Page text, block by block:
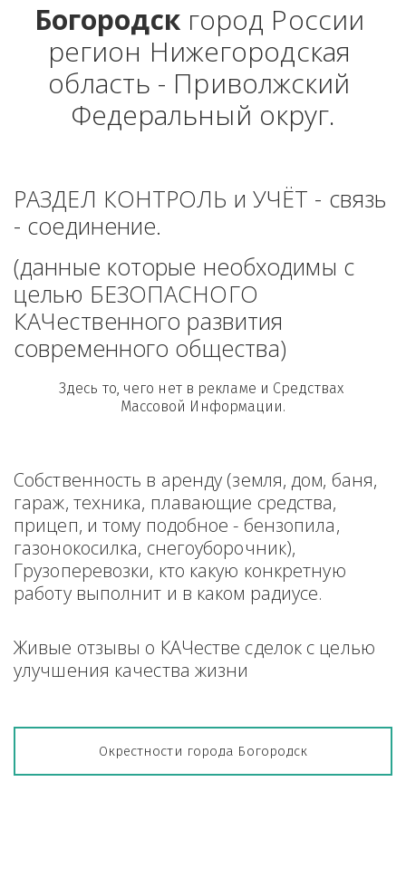
Богородск город России
регион Нижегородская
область - Приволжский
Федеральный округ.
РАЗДЕЛ КОНТРОЛЬ и УЧЁТ - связь
- соединение.
(данные которые необходимы с
целью БЕЗОПАСНОГО
КАЧественного развития
современного общества)
Здесь то, чего нет в рекламе и Средствах
Массовой Информации.
Собственность в аренду (земля, дом, баня,
гараж, техника, плавающие средства,
прицеп, и тому подобное - бензопила,
газонокосилка, снегоуборочник),
Грузоперевозки, кто какую конкретную
работу выполнит и в каком радиусе.
Живые отзывы о КАЧестве сделок с целью
улучшения качества жизни
Окрестности города Богородск